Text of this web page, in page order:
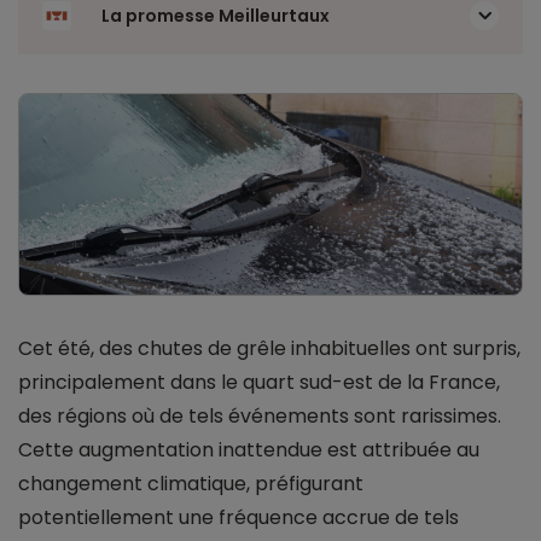
La promesse Meilleurtaux
Cet été, des chutes de grêle inhabituelles ont surpris,
principalement dans le quart sud-est de la France,
des régions où de tels événements sont rarissimes.
Cette augmentation inattendue est attribuée au
changement climatique, préfigurant
potentiellement une fréquence accrue de tels